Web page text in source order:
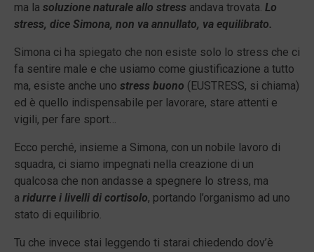
ma la soluzione naturale allo stress andava trovata. Lo
stress, dice Simona, non va annullato, va equilibrato.
Simona ci ha spiegato che non esiste solo lo stress che ci
fa sentire male e che usiamo come giustificazione a tutto
ma, esiste anche uno stress buono (EUSTRESS, si chiama)
ed è quello indispensabile per lavorare, stare attenti e
vigili, per fare sport…
Ecco perché, insieme a Simona, con un nobile lavoro di
squadra, ci siamo impegnati nella creazione di un
qualcosa che non andasse a spegnere lo stress, ma
a ridurre i livelli di cortisolo, portando l’organismo ad uno
stato di equilibrio.
Tu che invece stai leggendo ti starai chiedendo dov’è